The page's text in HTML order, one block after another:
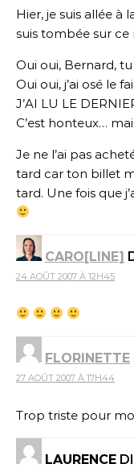
Hier, je suis allée à
suis tombée sur ce
Oui oui, Bernard,
Oui oui, j’ai osé le
J’AI LU LE
C’est honteux…
Je ne l’ai pas
tard car ton billet
tard. Une fois que
CARO[LINE]
24 AOÛT 2007 À 12H45
FLORINETTE
27 AOÛT 2007 À 17H44
Trop triste pour
LAURENCE